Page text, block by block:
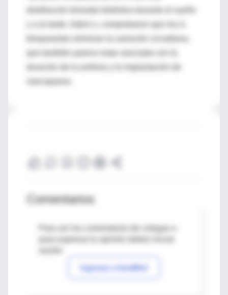
bloqueantes eliminan la variación circadiana,
marcapasos.
Comentarios
Para ver los comentarios de colegas o
Ingresar a IntraMed